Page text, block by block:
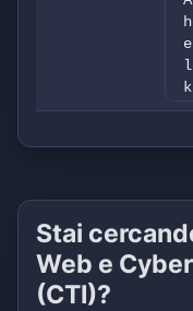
Stai
Web e
(CTI)?